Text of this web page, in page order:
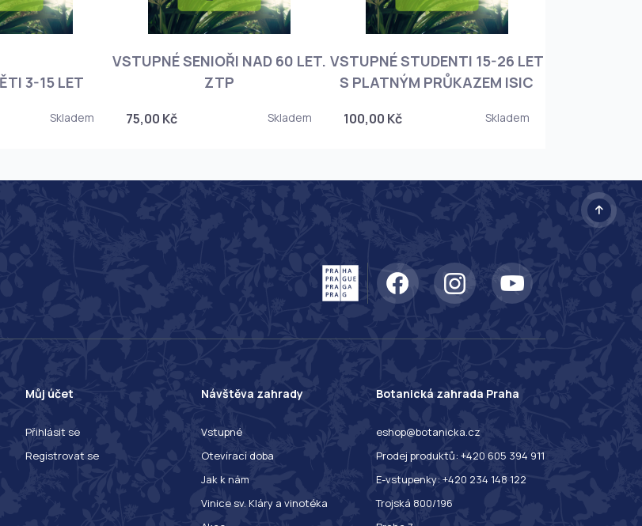
3-15 LET
Skladem
VSTUPNÉ SENIOŘI NAD 60 LET.
ZTP
75,00 Kč Skladem
VSTUPNÉ STUDENTI 15-26 LET
S PLATNÝM PRŮKAZEM ISIC
100,00 Kč Skladem
Můj účet
Přihlásit se
Registrovat se
Návštěva zahrady
Vstupné
Otevírací doba
Jak k nám
Vinice sv. Kláry a vinotéka
Botanická zahrada Praha
eshop@botanicka.cz
Prodej produktů: +420 605 394 911
E-vstupenky: +420 234 148 122
Trojská 800/196